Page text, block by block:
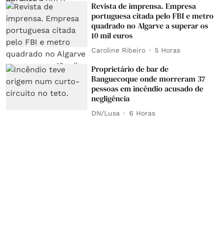
Revista de imprensa. Empresa
portuguesa citada pelo FBI e metro
quadrado no Algarve a superar os
10 mil euros
Caroline Ribeiro 5 Horas
Proprietário de bar de
Banguecoque onde morreram 37
pessoas em incêndio acusado de
negligência
DN/Lusa 6 Horas